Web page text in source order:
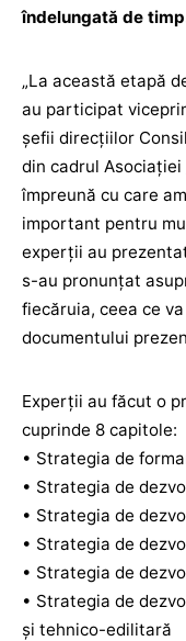
îndelungată de
„La această etapă
au participat
șefii direcțiilor
din cadrul Asociației
împreună cu care
important pentru
experții au
s-au pronunțat
fiecăruia, ceea ce
documentului
Experții au făcut o
cuprinde 8 capitole:
• Strategia de
• Strategia de
• Strategia de
• Strategia de
• Strategia de
• Strategia de
și tehnico-edilitară